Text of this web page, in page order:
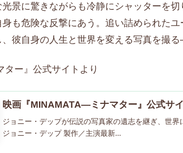
景に驚きながらも冷静にシャッターを
も危険な反撃にあう。追い詰められた
彼自身の人生と世界を変える写真を撮る
ター』公式サイトより
映画『MINAMATA―ミナマター』公式サ
ジョニー・デップが伝説の写真家の遺志を継ぎ、世界
ジョニー・デップ 製作／主演最新...